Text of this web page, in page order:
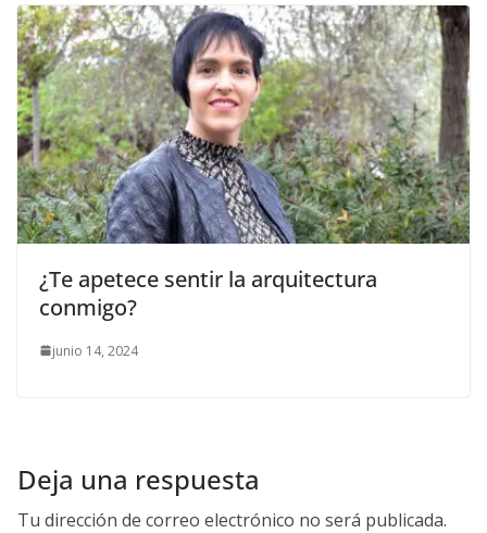
¿Te apetece sentir la arquitectura
conmigo?
junio 14, 2024
Deja una respuesta
Tu dirección de correo electrónico no será publicada.